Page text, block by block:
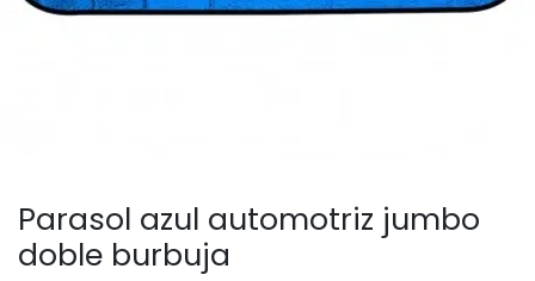
Parasol azul automotriz jumbo
doble burbuja